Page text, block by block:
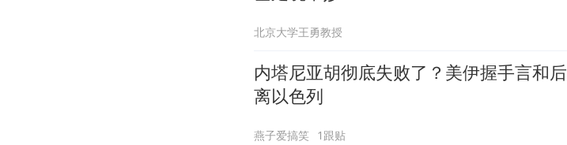
北京大学王勇教授
内塔尼亚胡彻底失败了？美伊握手言和
离以色列
燕子爱搞笑 1跟贴